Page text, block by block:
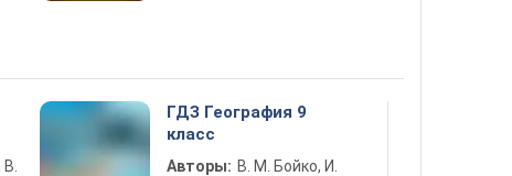
ГДЗ География 9
класс
Авторы: В. М. Бойко, И.